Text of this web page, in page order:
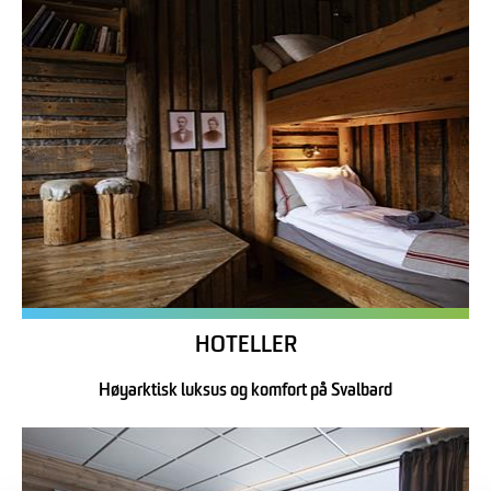
HOTELLER
Høyarktisk luksus og komfort på Svalbard